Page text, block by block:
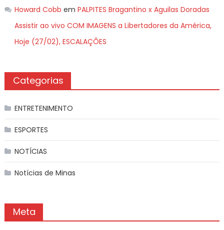
Howard Cobb em PALPITES Bragantino x Aguilas Doradas
Assistir ao vivo COM IMAGENS a Libertadores da América,
Hoje (27/02), ESCALAÇÕES
Categorias
ENTRETENIMENTO
ESPORTES
NOTÍCIAS
Notícias de Minas
Meta